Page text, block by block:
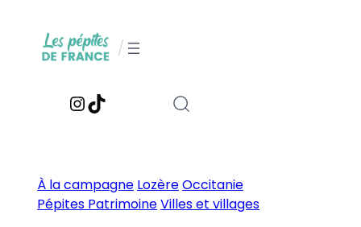
contenu
/
Instagram
TikTok
À la campagne LozèreOccitanie
Pépites PatrimoineVilles et villages